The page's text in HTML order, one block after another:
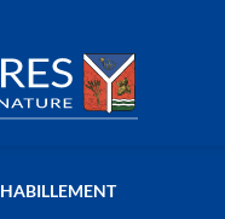
HABILLEMENT